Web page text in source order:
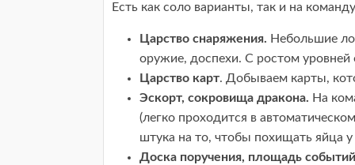
Есть как соло варианты, так и на
Царство снаряжения. Небольшие
оружие, доспехи. С ростом
Царство карт. Добываем карты,
Эскорт, сокровища дракона. На
(легко проходится в
штука на то, чтобы похищать яйца
Доска поручения, площадь